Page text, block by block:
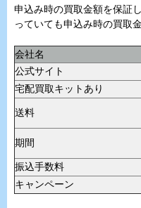
申込み時の買取金額を保証
っていても申込み時の買取
会社名
公式サイト
宅配買取キットあり
送料
期間
振込手数料
キャンペーン